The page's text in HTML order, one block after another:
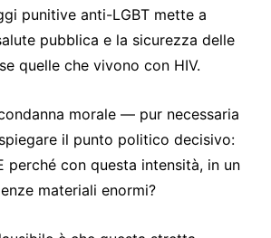
punitive anti-LGBT mette a
pubblica e la sicurezza delle
quelle che vivono con HIV.
morale — pur necessaria
il punto politico decisivo:
perché con questa intensità, in un
materiali enormi?